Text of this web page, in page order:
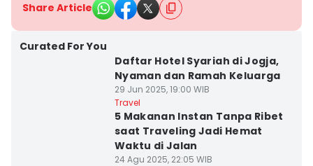
Share Article
Curated For You
Daftar Hotel Syariah di Jogja,
Nyaman dan Ramah Keluarga
29 Jun 2025, 19:00 WIB
Travel
5 Makanan Instan Tanpa Ribet
saat Traveling Jadi Hemat
Waktu di Jalan
24 Agu 2025, 22:05 WIB